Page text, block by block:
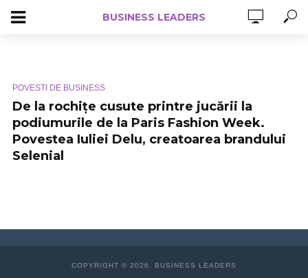
BUSINESS LEADERS
POVESTI DE BUSINESS
De la rochițe cusute printre jucării la
podiumurile de la Paris Fashion Week.
Povestea Iuliei Delu, creatoarea brandului
Selenial
COPYRIGHT © 2026. BUSINESS LEADERS